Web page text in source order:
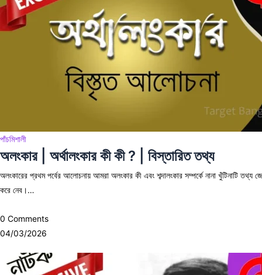
পাঁচমিশালী
অলংকার | অর্থালংকার কী কী ? | বিস্তারিত তথ্য
অলংকারের প্রথম পর্বের আলোচনায় আমরা অলংকার কী এবং শব্দালংকার সম্পর্কে নানা খুঁটিনাটি
করে নেব।…
0 Comments
04/03/2026